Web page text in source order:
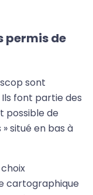
permis de
sont
font partie des
possible de
situé en bas à
cartographique